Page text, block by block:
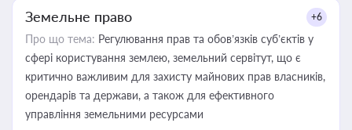
Земельне право +6
Про що тема: Регулювання прав та обов’язків суб’єктів у
сфері користування землею, земельний сервітут, що є
критично важливим для захисту майнових прав власників,
орендарів та держави, а також для ефективного
управління земельними ресурсами